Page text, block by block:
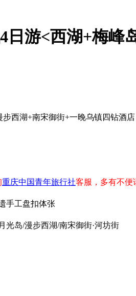
游<西湖+梅峰
西湖+南宋御街+一晚乌镇四钻酒店
重庆中国青年旅行社客服，多有不便
手工盘扣体张
光岛/漫步西湖/南宋御街·河坊街